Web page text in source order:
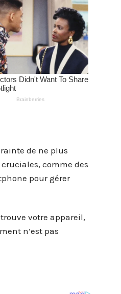
de ne plus
comme des
pour gérer
votre appareil,
n’est pas